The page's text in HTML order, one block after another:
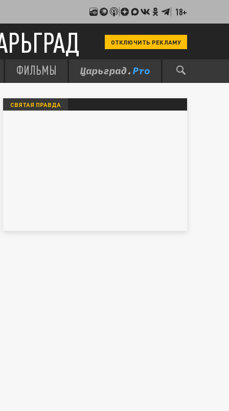
18+
ОТКЛЮЧИТЬ РЕКЛАМУ
ФИЛЬМЫ
СВЯТАЯ ПРАВДА